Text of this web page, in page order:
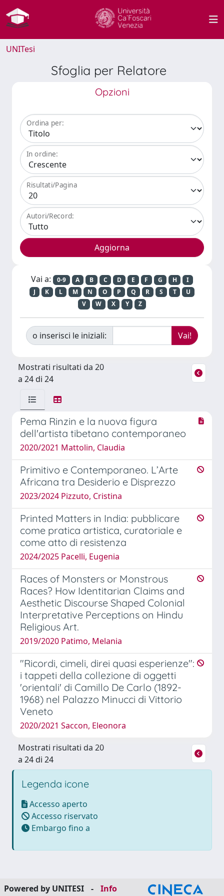
UNITesi
Sfoglia per Relatore
Opzioni
Ordina per:
In ordine:
Risultati/Pagina
Autori/Record:
Vai a: 0-9 A B C D E F G H
I
J
K L M N O P Q R S T
U
V
W X Y Z
o inserisci le iniziali:
Mostrati risultati da 20
a 24 di 24
Pema Rinzin e la nuova figura
dell'artista tibetano contemporaneo
2020/2021 Mattolin, Claudia
Primitivo e Contemporaneo. L’Arte
Africana tra Desiderio e Disprezzo
2023/2024 Pizzuto, Cristina
Printed Matters in India: pubblicare
come pratica artistica, curatoriale e
come atto di resistenza
2024/2025 Pacelli, Eugenia
Races of Monsters or Monstrous
Races? How Identitarian Claims and
Aesthetic Discourse Shaped Colonial
Interpretative Perceptions on Hindu
Religious Art.
2019/2020 Patimo, Melania
"Ricordi, cimeli, direi quasi esperienze":
i tappeti della collezione di oggetti
'orientali' di Camillo De Carlo (1892-
1968) nel Palazzo Minucci di Vittorio
Veneto
2020/2021 Saccon, Eleonora
Mostrati risultati da 20
a 24 di 24
Legenda icone
Accesso aperto
Accesso riservato
Embargo fino a
Powered by UNITESI -
Info